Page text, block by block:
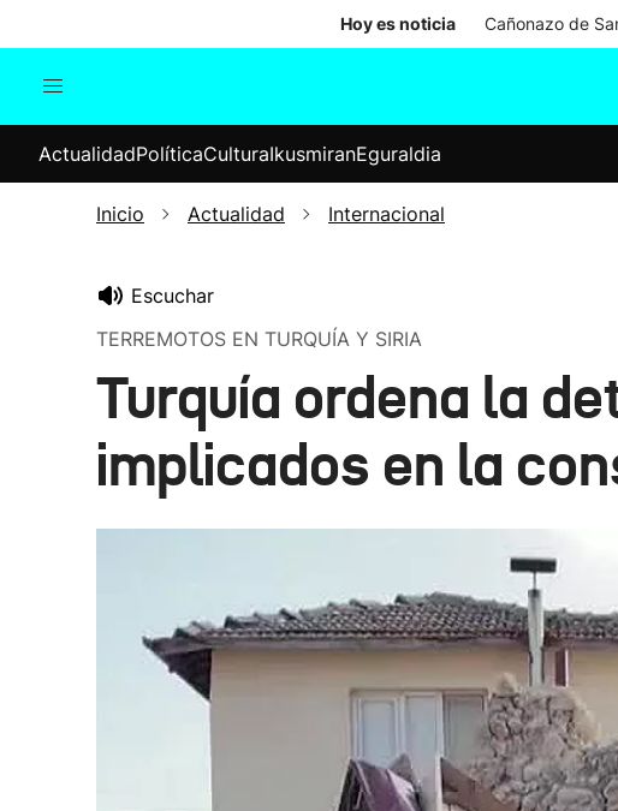
Hoy es noticia Cañonazo de
Internacional
Elecciones
ActualidadPolíticaCulturaIkusmiranEguraldia
Inicio Actualidad Internacional
Escuchar
TERREMOTOS EN TURQUÍA Y SIRIA
Turquía ordena la
implicados en la